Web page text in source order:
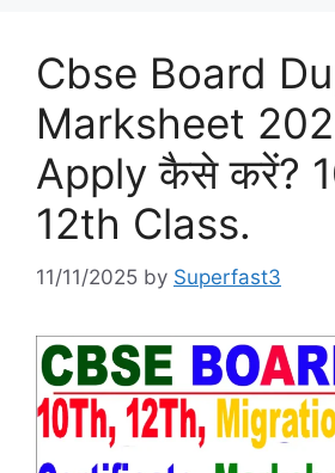
Cbse Board
Marksheet
Apply कैसे करें?
12th Class.
11/11/2025 by Superfast3